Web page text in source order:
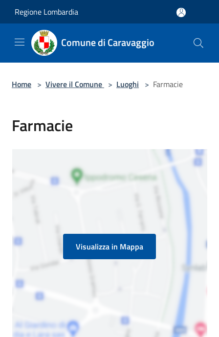
Regione Lombardia
Comune di Caravaggio
Home > Vivere il Comune > Luoghi > Farmacie
Farmacie
Visualizza in Mappa